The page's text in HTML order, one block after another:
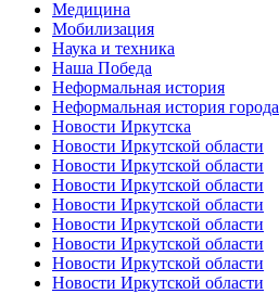
Медицина
Мобилизация
Наука и техника
Наша Победа
Неформальная история
Неформальная история города
Новости Иркутска
Новости Иркутской области
Новости Иркутской области
Новости Иркутской области
Новости Иркутской области
Новости Иркутской области
Новости Иркутской области
Новости Иркутской области
Новости Иркутской области